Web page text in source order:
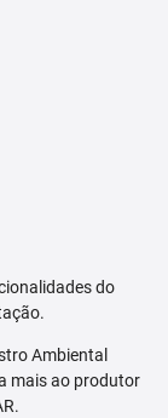
do
Ambiental
mais ao produtor